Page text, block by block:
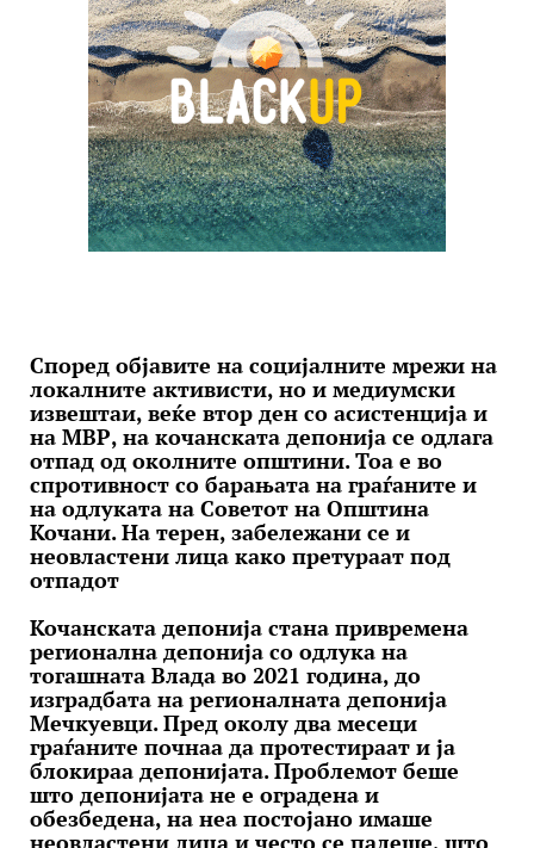
Според објавите на социјалните мрежи на
локалните активисти, но и медиумски
извештаи, веќе втор ден со асистенција и
на МВР, на кочанската депонија се одлага
отпад од околните општини. Тоа е во
спротивност со барањата на граѓаните и
на одлуката на Советот на Општина
Кочани. На терен, забележани се и
неовластени лица како претураат под
отпадот
Кочанската депонија стана привремена
регионална депонија со одлука на
тогашната Влада во 2021 година, до
изградбата на регионалната депонија
Мечкуевци. Пред околу два месеци
граѓаните почнаа да протестираат и ја
блокираа депонијата. Проблемот беше
што депонијата не е оградена и
обезбедена, на неа постојано имаше
неовластени лица и често се палеше, што